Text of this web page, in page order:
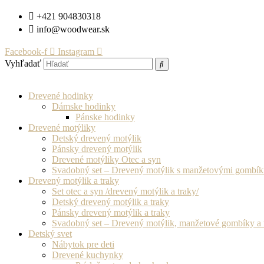
Preskočiť+421 904830318
info@woodwear.sk
Facebook-f
Instagram
Vyhľadať
Drevené hodinky
Dámske hodinky
Pánske hodinky
Drevené motýliky
Detský drevený motýlik
Pánsky drevený motýlik
Drevené motýliky Otec a syn
Svadobný set – Drevený motýlik s manžetovými
Drevený motýlik a traky
Set otec a syn /drevený motýlik a traky/
Detský drevený motýlik a traky
Pánsky drevený motýlik a traky
Svadobný set – Drevený motýlik, manžetové gombíky a
Detský svet
Nábytok pre deti
Drevené kuchynky